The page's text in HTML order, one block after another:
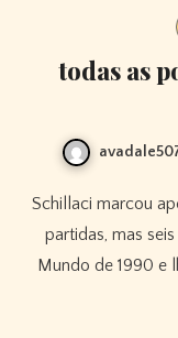
todas as
Schillaci marcou apenas sete vezes pela Itália em dezesseis
partidas, mas
Mundo de 1990 e